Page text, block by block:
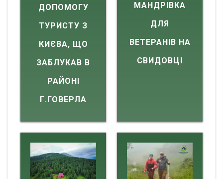
ДОПОМОГУ
ТУРИСТУ З
КИЄВА, ЩО
ЗАБЛУКАВ В
РАЙОНІ
Г.ГОВЕРЛА
МАНДРІВКА
ДЛЯ
ВЕТЕРАНІВ НА
СВИДОВЦІ